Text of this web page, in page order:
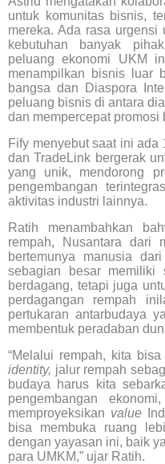
untuk komunitas bisnis,
mereka. Ada rasa urgensi
kebutuhan banyak
peluang ekonomi UKM
menampilkan bisnis luar
bangsa dan Diaspora
peluang bisnis di antara
dan mempercepat promosi
Fify menyebut saat ini
dan TradeLink bergerak
yang unik, mendorong
pengembangan
aktivitas industri lainnya.
Ratih menambahkan
rempah, Nusantara dari
bertemunya manusia
sebagian besar memiliki
berdagang, tetapi juga
perdagangan rempah
pertukaran antarbudaya
membentuk peradaban
“Melalui rempah, kita
identity, jalur rempah
budaya harus kita
pengembangan
memproyeksikan value
bisa membuka ruang
dengan yayasan ini, baik
para UMKM,” ujar Ratih.